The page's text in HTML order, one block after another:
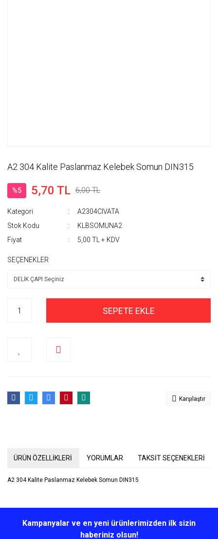
A2 304 Kalite Paslanmaz Kelebek Somun DIN315
%5 5,70 TL 6,00 TL
Kategori
A2304CIVATA
Stok Kodu
KLBSOMUNA2
Fiyat
5,00 TL + KDV
SEÇENEKLER
SEPETE EKLE
Karşılaştır
ÜRÜN ÖZELLİKLERİ YORUMLAR TAKSİT SEÇENEKLERİ
A2 304 Kalite Paslanmaz Kelebek Somun DIN315
Bu ürüne ilk yorumu siz yapın!
tarafımıza iletebilirsiniz.
Görüş ve önerileriniz için teşekkür ederiz.
Kampanyalar ve en yeni ürünlerimizden ilk sizin
haberiniz olsun!